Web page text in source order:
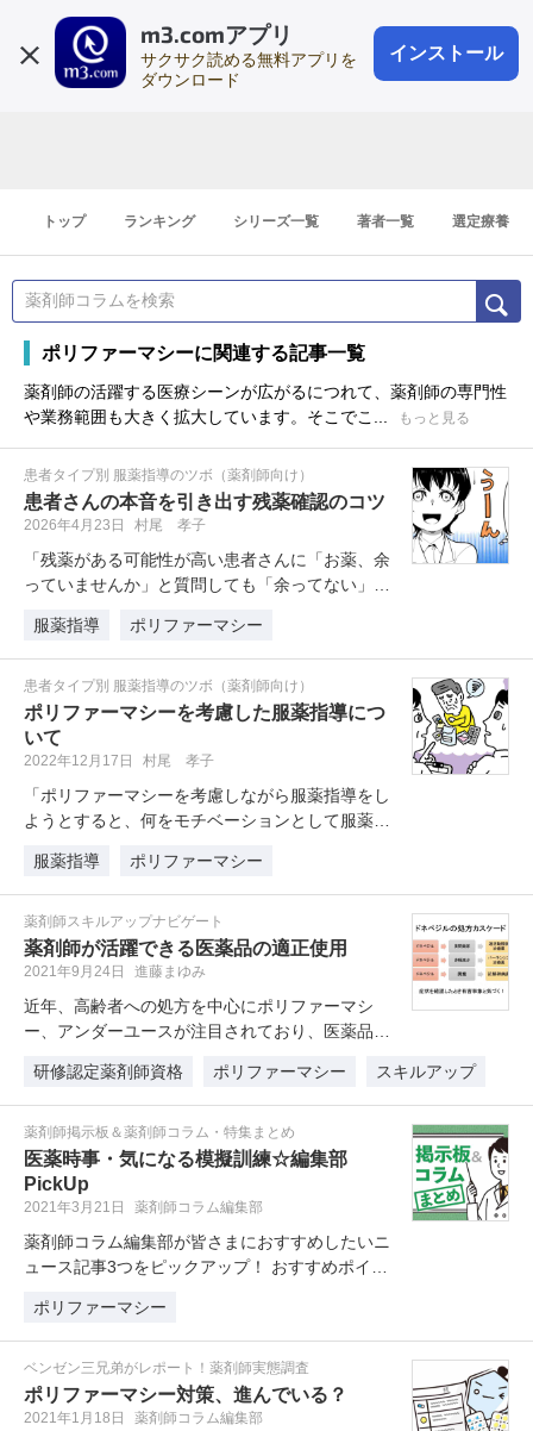
m3.comアプリ
サクサク読める無料アプリを
ダウンロード
インストール
会員登録
登録1分
トップ ランキング シリーズ一覧 著者一覧 選定療養
ポリファーマシーに関連する記事一覧
薬剤師の活躍する医療シーンが広がるにつれて、薬剤師の専門性
や業務範囲も大きく拡大しています。そこでこ...
もっと見る
患者タイプ別 服薬指導のツボ（薬剤師向け）
患者さんの本音を引き出す残薬確認のコツ
2026年4月23日 村尾 孝子
「残薬がある可能性が高い患者さんに「お薬、余
っていませんか」と質問しても「余ってない」と
服薬指導
ポリファーマシー
患者タイプ別 服薬指導のツボ（薬剤師向け）
ポリファーマシーを考慮した服薬指導につ
いて
2022年12月17日 村尾 孝子
「ポリファーマシーを考慮しながら服薬指導をし
ようとすると、何をモチベーションとして服薬指
服薬指導
ポリファーマシー
薬剤師スキルアップナビゲート
薬剤師が活躍できる医薬品の適正使用
2021年9月24日 進藤まゆみ
近年、高齢者への処方を中心にポリファーマシ
ー、アンダーユースが注目されており、医薬品の
研修認定薬剤師資格
ポリファーマシー スキルアップ
薬剤師掲示板＆薬剤師コラム・特集まとめ
医薬時事・気になる模擬訓練☆編集部
PickUp
2021年3月21日 薬剤師コラム編集部
薬剤師コラム編集部が皆さまにおすすめしたいニ
ュース記事3つをピックアップ！ おすすめポイン
ポリファーマシー
ベンゼン三兄弟がレポート！薬剤師実態調査
ポリファーマシー対策、進んでいる？
2021年1月18日 薬剤師コラム編集部